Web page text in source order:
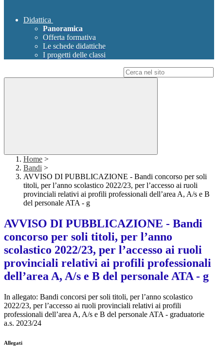
Didattica
Panoramica
Offerta formativa
Le schede didattiche
I progetti delle classi
Home >
Bandi >
AVVISO DI PUBBLICAZIONE - Bandi concorso per soli
titoli, per l’anno scolastico 2022/23, per l’accesso ai ruoli
provinciali relativi ai profili professionali dell’area A, A/s e B
del personale ATA - g
AVVISO DI PUBBLICAZIONE - Bandi
concorso per soli titoli, per l’anno
scolastico 2022/23, per l’accesso ai ruoli
provinciali relativi ai profili professionali
dell’area A, A/s e B del personale ATA - g
In allegato: Bandi concorsi per soli titoli, per l’anno scolastico
2022/23, per l’accesso ai ruoli provinciali relativi ai profili
professionali dell’area A, A/s e B del personale ATA - graduatorie
a.s. 2023/24
Allegati